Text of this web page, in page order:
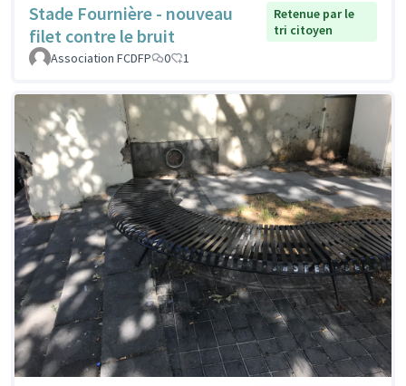
Stade Fournière - nouveau
filet contre le bruit
Retenue par le
tri citoyen
Association FCDFP
0 1